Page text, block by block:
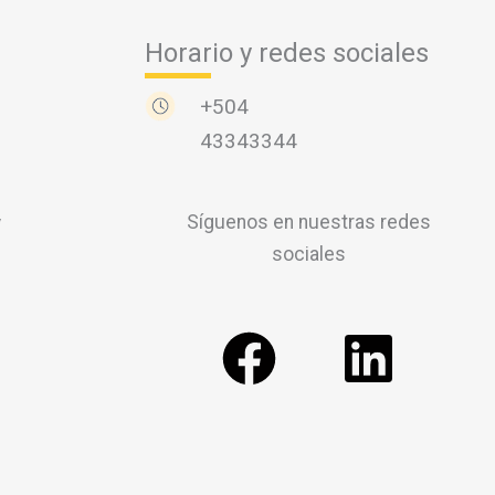
Horario y redes sociales
+504
43343344
Síguenos en nuestras redes
sociales
F
a
L
i